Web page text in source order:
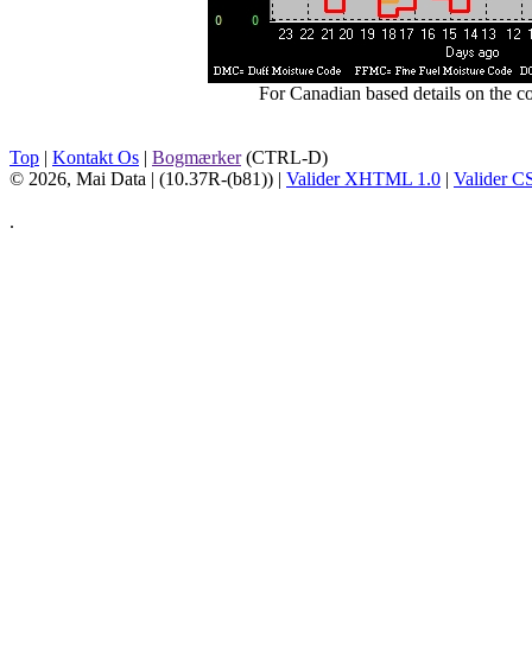
For Canadian based details on the
Top | Kontakt Os | Bogmærker(CTRL-D)
© 2026, Mai Data | (10.37R-(b81)) | Valider XHTML 1.0 | Valider
.